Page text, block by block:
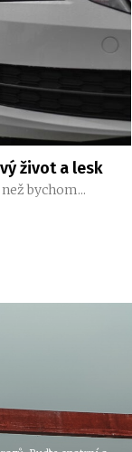
život a lesk
bychom...